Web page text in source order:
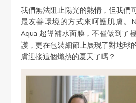
我們無法阻止陽光的熱情，但我們
最友善環境的方式來呵護肌膚。
Aqua 超導補水面膜，不僅做到了
護，更在包裝細節上展現了對地球
膚迎接這個熾熱的夏天了嗎？